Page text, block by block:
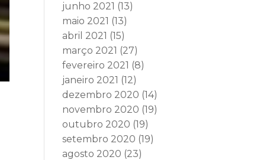
junho 2021 (13)
maio 2021 (13)
abril 2021 (15)
março 2021 (27)
fevereiro 2021 (8)
janeiro 2021 (12)
dezembro 2020 (14)
novembro 2020 (19)
outubro 2020 (19)
setembro 2020 (19)
agosto 2020 (23)